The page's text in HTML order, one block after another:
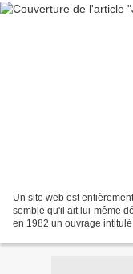
Un site web est
semble qu'il ait lui-même
en 1982 un ouvrage